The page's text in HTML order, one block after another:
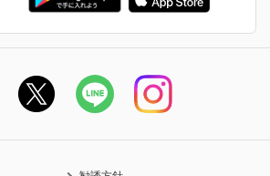
するご案内
式note